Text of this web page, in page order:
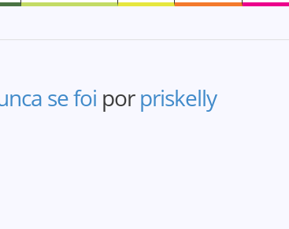
se foi porpriskelly